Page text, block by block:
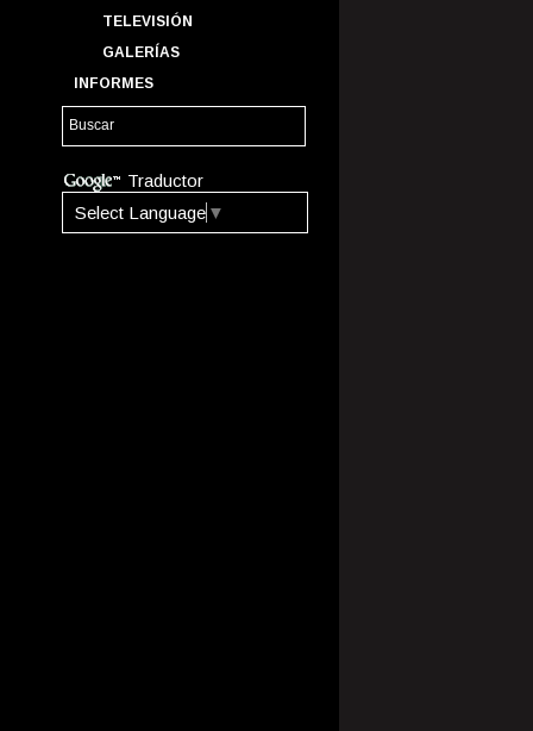
TELEVISIÓN
GALERÍAS
INFORMES
Traductor
Select Language ▼